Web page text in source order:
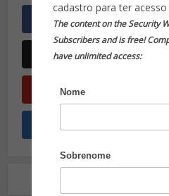
cadastro para ter
The content on the Security
Subscribers and is free!
have unlimited access:
Nome
Sobrenome